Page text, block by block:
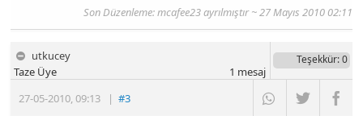
Son Düzenleme: mcafee23 ayrılmıştır ~ 27 Mayıs 2010 02:11
utkucey
27-05-2010,09:13 |#3
Taze Üye
Teşekkür: 0
1 mesaj